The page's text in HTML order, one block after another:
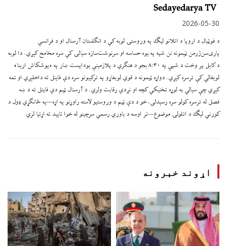
Sedayedarya TV
2026-05-30
د فوټبال د اروپا د اتلانو لیګ په وروستۍ لوبه کې د انګلستان آرسنال او د فرانسې
پاری‌سن‌ژرمن ټیمونه نن شپه په یوه حساسه او سرنوشت‌سازه سیالۍ کې سره مخامخ کېږي. دا لوبه
د کابل پر وخت د شپې په ۸:۳۰ بجو د هنګري د پلازمېنې بوداپست ښار په «پوشکاش ارینا»
لوبغالي کې ترسره کېږي. دواړه ټیمونه د قوي لوبغاړو په ترکیبونو سره دې فاینل ته داخلېږي او تمه
کېږي چې سیالي به لوړه تخنیکي کچه او نږدې رقابت ولري. د آرسنال ټیم دې فاینل ته د ښه
فصل له ترسره کولو سره رسېدلی، خو د دې ټیم د وروستیو لاسته راوړنو په اړه—په ځانګړي ډول د
کورني لیګ د اتلولۍ موضوع—تر اوسه د باوري رسمي سرچینو له خوا تایید ته اړتیا لري
اړوند خبرونه